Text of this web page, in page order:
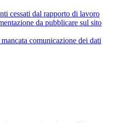
cessati dal rapporto di lavoro
da pubblicare sul sito
comunicazione dei dati